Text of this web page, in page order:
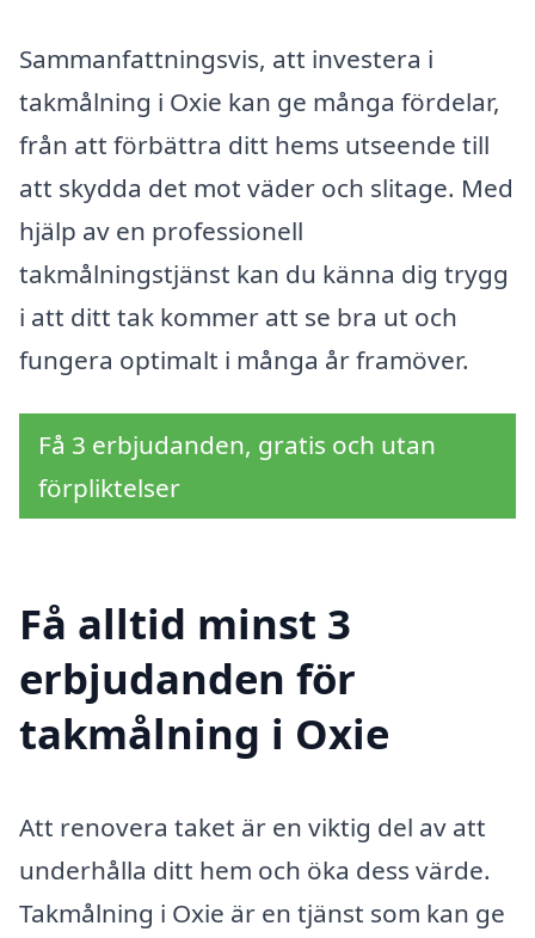
Sammanfattningsvis, att investera i
takmålning i Oxie kan ge många fördelar,
från att förbättra ditt hems utseende till
att skydda det mot väder och slitage. Med
hjälp av en professionell
takmålningstjänst kan du känna dig trygg
i att ditt tak kommer att se bra ut och
fungera optimalt i många år framöver.
Få 3 erbjudanden, gratis och utan
förpliktelser
Få alltid minst 3
erbjudanden för
takmålning i Oxie
Att renovera taket är en viktig del av att
underhålla ditt hem och öka dess värde.
Takmålning i Oxie är en tjänst som kan ge